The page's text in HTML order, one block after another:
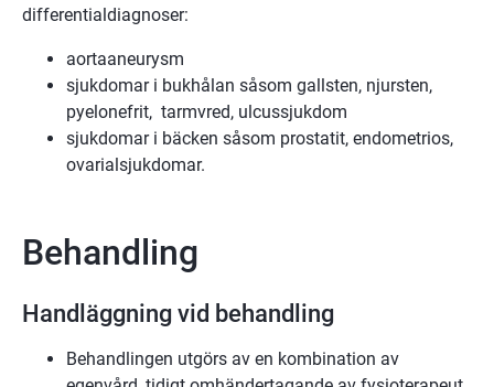
differentialdiagnoser:
aortaaneurysm
sjukdomar i bukhålan såsom gallsten, njursten,
pyelonefrit, tarmvred, ulcussjukdom
sjukdomar i bäcken såsom prostatit, endometrios,
ovarialsjukdomar.
Behandling
Handläggning vid behandling
Behandlingen utgörs av en kombination av